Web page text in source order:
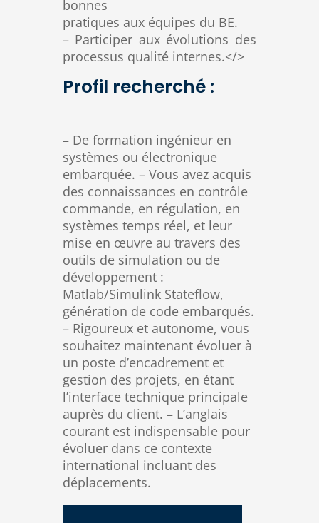
bonnes
pratiques aux équipes du BE.
– Participer aux évolutions des
processus qualité internes.</>
Profil recherché :
– De formation ingénieur en
systèmes ou électronique
embarquée. – Vous avez acquis
des connaissances en contrôle
commande, en régulation, en
systèmes temps réel, et leur
mise en œuvre au travers des
outils de simulation ou de
développement :
Matlab/Simulink Stateflow,
génération de code embarqués.
– Rigoureux et autonome, vous
souhaitez maintenant évoluer à
un poste d’encadrement et
gestion des projets, en étant
l’interface technique principale
auprès du client. – L’anglais
courant est indispensable pour
évoluer dans ce contexte
international incluant des
déplacements.